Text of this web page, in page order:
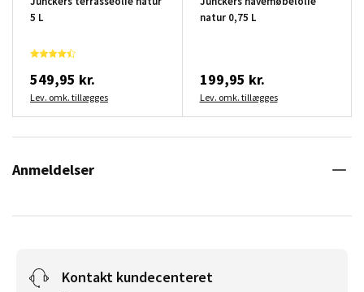
5 L
549,95 kr.
Lev. omk. tillægges
natur 0,75 L
199,95 kr.
Lev. omk. tillægges
Anmeldelser
Kontakt kundecenteret